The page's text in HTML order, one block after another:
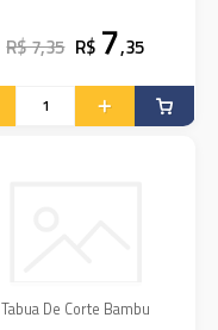
R$ 7,35 R$ 7,35
Tabua De Corte Bambu